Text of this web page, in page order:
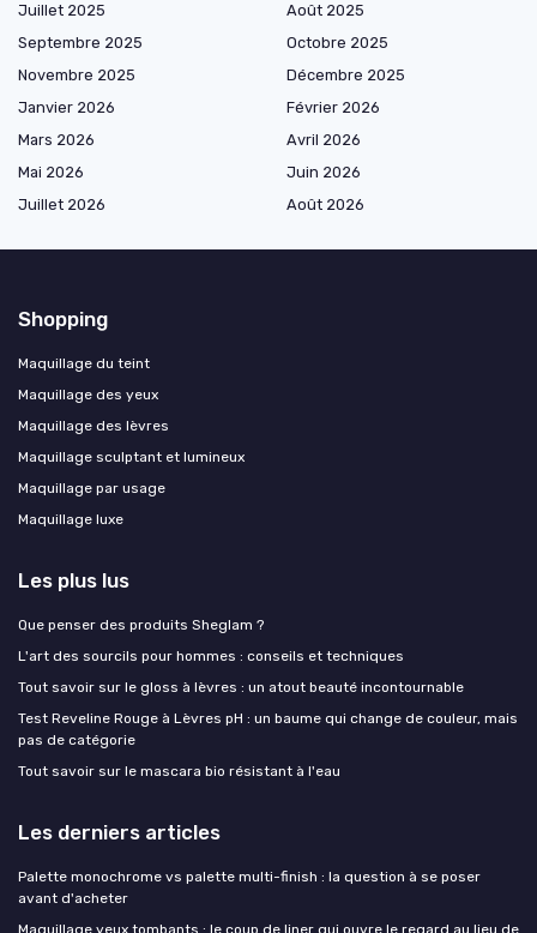
Juillet 2025
Août 2025
Septembre 2025
Octobre 2025
Novembre 2025
Décembre 2025
Janvier 2026
Février 2026
Mars 2026
Avril 2026
Mai 2026
Juin 2026
Juillet 2026
Août 2026
Shopping
Maquillage du teint
Maquillage des yeux
Maquillage des lèvres
Maquillage sculptant et lumineux
Maquillage par usage
Maquillage luxe
Les plus lus
Que penser des produits Sheglam ?
L'art des sourcils pour hommes : conseils et techniques
Tout savoir sur le gloss à lèvres : un atout beauté incontournable
Test Reveline Rouge à Lèvres pH : un baume qui change de couleur, mais
pas de catégorie
Tout savoir sur le mascara bio résistant à l'eau
Les derniers articles
Palette monochrome vs palette multi-finish : la question à se poser
avant d'acheter